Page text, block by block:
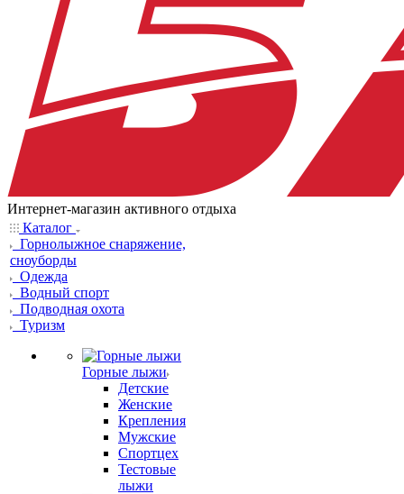
Интернет-магазин активного отдыха
Каталог
Горнолыжное снаряжение,
сноуборды
Одежда
Водный спорт
Подводная охота
Туризм
Горные лыжи
Детские
Женские
Крепления
Мужские
Спортцех
Тестовые
лыжи